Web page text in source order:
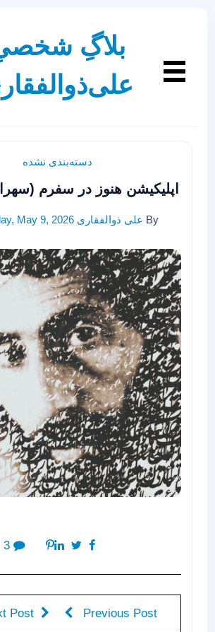
بلاگِ
دسته‌بندی نشده
اپلیکیشن هنوز در سفرم
By علی ذوالفقاری May 9, 2026
3
Previous Post
Post